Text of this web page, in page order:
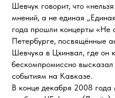
Шевчук говорит, что
мнений, а не единая
года прошли концерты «Не
Петербурге, посвящённые
Шевчука в Цхинвал, где он
бескомпромиссно
событиям на Кавказе.
В конце декабря 2008 года